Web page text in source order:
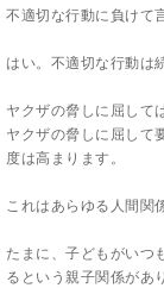
不適切な行動に負けて
はい。不適切な行動は
ヤクザの脅しに屈して
ヤクザの脅しに屈して
度は高まります。
これはあらゆる人間関
たまに、子どもがいつ
るという親子関係があ